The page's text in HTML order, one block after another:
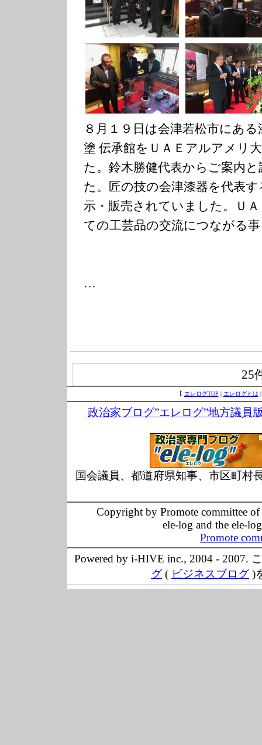
８月１９日は会津若松市にあ
塗 伝承館をＵＡＥアルアメリ
た。鈴木勝健代表からご案内
た。匠の技の会津漆器を代表
示・販売されていました。Ｕ
ての工芸品の交流につながる
…
25
【 エレログTOP | エレログとは
政治家ブログ”エレログ”地方議員
国会議員、都道府県知事、市区町村
Copyright by Promote committee
ele-log and the ele-
Promote
Powered by i-HIVE inc., 2004 - 2007.
グ( ビジネスブログ)